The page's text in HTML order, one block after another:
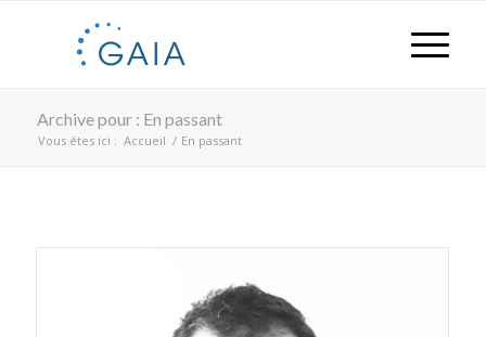
Archive pour : En passant
Vous êtes ici : Accueil / En passant